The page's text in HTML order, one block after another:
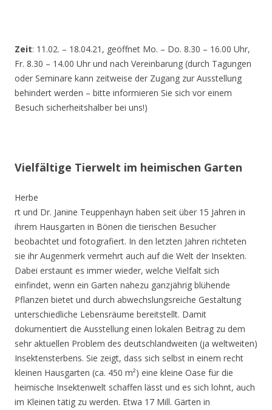
Zeit: 11.02. – 18.04.21, geöffnet Mo. – Do. 8.30 – 16.00 Uhr,
Fr. 8.30 – 14.00 Uhr und nach Vereinbarung (durch Tagungen
oder Seminare kann zeitweise der Zugang zur Ausstellung
behindert werden – bitte informieren Sie sich vor einem
Besuch sicherheitshalber bei uns!)
Vielfältige Tierwelt im heimischen Garten
Herbe
rt und Dr. Janine Teuppenhayn haben seit über 15 Jahren in
ihrem Hausgarten in Bönen die tierischen Besucher
beobachtet und fotografiert. In den letzten Jahren richteten
sie ihr Augenmerk vermehrt auch auf die Welt der Insekten.
Dabei erstaunt es immer wieder, welche Vielfalt sich
einfindet, wenn ein Garten nahezu ganzjährig blühende
Pflanzen bietet und durch abwechslungsreiche Gestaltung
unterschiedliche Lebensräume bereitstellt. Damit
dokumentiert die Ausstellung einen lokalen Beitrag zu dem
sehr aktuellen Problem des deutschlandweiten (ja weltweiten)
Insektensterbens. Sie zeigt, dass sich selbst in einem recht
kleinen Hausgarten (ca. 450 m²) eine kleine Oase für die
heimische Insektenwelt schaffen lässt und es sich lohnt, auch
im Kleinen tätig zu werden. Etwa 17 Mill. Gärten in